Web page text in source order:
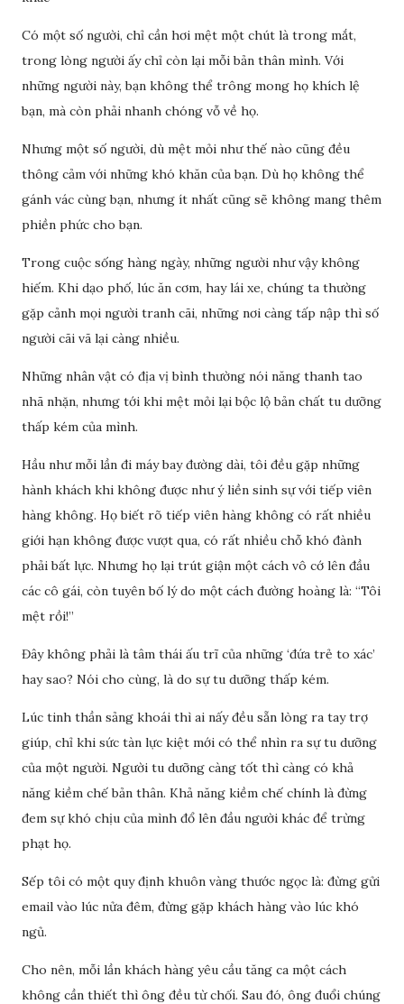
Có một số người, chỉ cần hơi mệt một chút là trong mắt,
trong lòng người ấy chỉ còn lại mỗi bản thân mình. Với
những người này, bạn không thể trông mong họ khích lệ
bạn, mà còn phải nhanh chóng vỗ về họ.
Nhưng một số người, dù mệt mỏi như thế nào cũng đều
thông cảm với những khó khăn của bạn. Dù họ không thể
gánh vác cùng bạn, nhưng ít nhất cũng sẽ không mang thêm
phiền phức cho bạn.
Trong cuộc sống hàng ngày, những người như vậy không
hiếm. Khi dạo phố, lúc ăn cơm, hay lái xe, chúng ta thường
gặp cảnh mọi người tranh cãi, những nơi càng tấp nập thì số
người cãi vã lại càng nhiều.
Những nhân vật có địa vị bình thường nói năng thanh tao
nhã nhặn, nhưng tới khi mệt mỏi lại bộc lộ bản chất tu dưỡng
thấp kém của mình.
Hầu như mỗi lần đi máy bay đường dài, tôi đều gặp những
hành khách khi không được như ý liền sinh sự với tiếp viên
hàng không. Họ biết rõ tiếp viên hàng không có rất nhiều
giới hạn không được vượt qua, có rất nhiều chỗ khó đành
phải bất lực. Nhưng họ lại trút giận một cách vô cớ lên đầu
các cô gái, còn tuyên bố lý do một cách đường hoàng là: “Tôi
mệt rồi!”
Đây không phải là tâm thái ấu trĩ của những ‘đứa trẻ to xác’
hay sao? Nói cho cùng, là do sự tu dưỡng thấp kém.
Lúc tinh thần sảng khoái thì ai nấy đều sẵn lòng ra tay trợ
giúp, chỉ khi sức tàn lực kiệt mới có thể nhìn ra sự tu dưỡng
của một người. Người tu dưỡng càng tốt thì càng có khả
năng kiềm chế bản thân. Khả năng kiềm chế chính là đừng
đem sự khó chịu của mình đổ lên đầu người khác để trừng
phạt họ.
Sếp tôi có một quy định khuôn vàng thước ngọc là: đừng gửi
email vào lúc nửa đêm, đừng gặp khách hàng vào lúc khó
ngủ.
Cho nên, mỗi lần khách hàng yêu cầu tăng ca một cách
không cần thiết thì ông đều từ chối. Sau đó, ông đuổi chúng